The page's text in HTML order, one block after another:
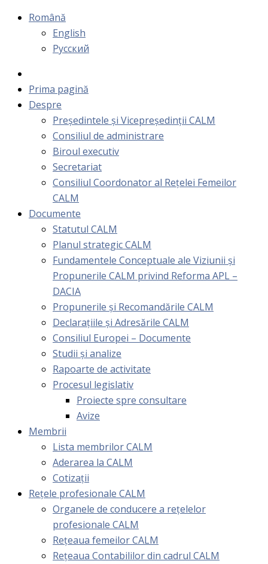
Română
English
Русский
Prima pagină
Despre
Președintele și Vicepreședinții CALM
Consiliul de administrare
Biroul executiv
Secretariat
Consiliul Coordonator al Rețelei Femeilor
CALM
Documente
Statutul CALM
Planul strategic CALM
Fundamentele Conceptuale ale Viziunii și
Propunerile CALM privind Reforma APL –
DACIA
Propunerile și Recomandările CALM
Declarațiile și Adresările CALM
Consiliul Europei – Documente
Studii și analize
Rapoarte de activitate
Procesul legislativ
Proiecte spre consultare
Avize
Membrii
Lista membrilor CALM
Aderarea la CALM
Cotizaţii
Rețele profesionale CALM
Organele de conducere a rețelelor
profesionale CALM
Rețeaua femeilor CALM
Rețeaua Contabililor din cadrul CALM